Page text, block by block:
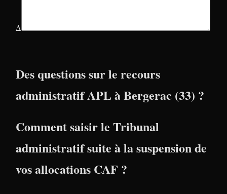
Δ
Des questions sur le recours
administratif APL à Bergerac (33) ?
Comment saisir le Tribunal
administratif suite à la suspension de
vos allocations CAF ?